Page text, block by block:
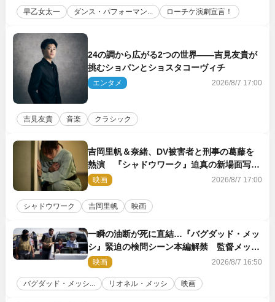
早乙女太一 ダンス・パフォーマン... ローチケ演劇宣言！
24の調から広がる2つの世界――吉見友貴が
挑むショパンとショスタコーヴィチ
エンタメ 2026/8/7 17:00
吉見友貴 音楽 クラシック
吉岡里帆＆奈緒、DV被害者と刑事の葛藤を
熱演 『シャドウワーク』迫真の新場面写真
公開
映画 2026/8/7 17:00
シャドウワーク 吉岡里帆 映画
一瞬の油断が死に直結…『バグダッド・メッ
シ』緊迫の検問シーン本編解禁 監督メッセ
ージも到着
映画 2026/8/7 16:50
バグダッド・メッシ... リオネル・メッシ 映画